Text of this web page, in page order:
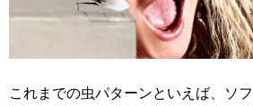
これまでの虫パターンといえば、ソ